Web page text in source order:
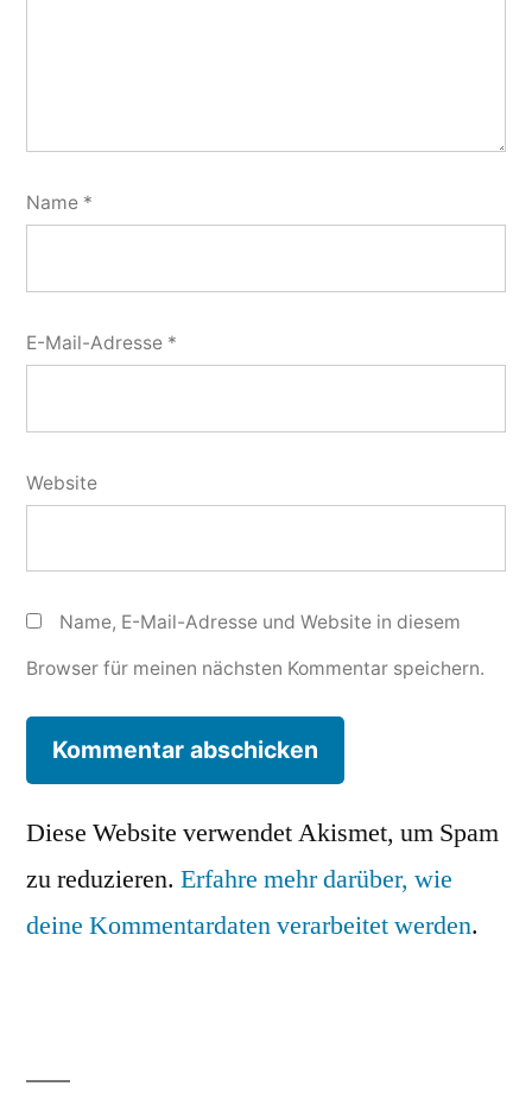
Name *
E-Mail-Adresse *
Website
Name, E-Mail-Adresse und Website in diesem
Browser für meinen nächsten Kommentar speichern.
Diese Website verwendet Akismet, um Spam
zu reduzieren. Erfahre mehr darüber, wie
deine Kommentardaten verarbeitet werden.